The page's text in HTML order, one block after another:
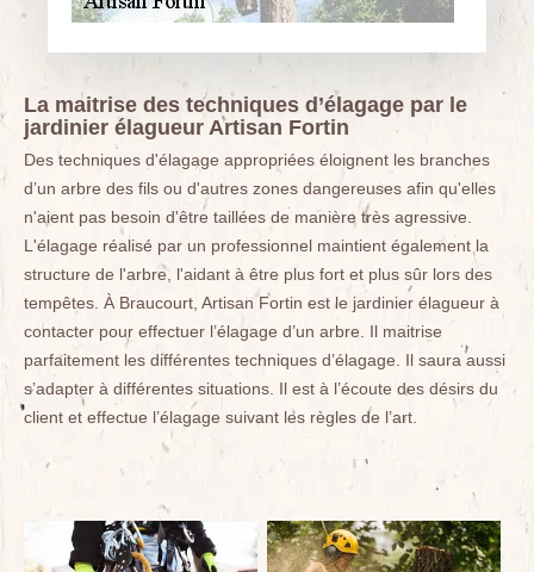
La maitrise des techniques d’élagage par le
jardinier élagueur Artisan Fortin
Des techniques d'élagage appropriées éloignent les branches
d’un arbre des fils ou d'autres zones dangereuses afin qu'elles
n'aient pas besoin d'être taillées de manière très agressive.
L'élagage réalisé par un professionnel maintient également la
structure de l'arbre, l'aidant à être plus fort et plus sûr lors des
tempêtes. À Braucourt, Artisan Fortin est le jardinier élagueur à
contacter pour effectuer l’élagage d’un arbre. Il maitrise
parfaitement les différentes techniques d’élagage. Il saura aussi
s’adapter à différentes situations. Il est à l’écoute des désirs du
client et effectue l’élagage suivant les règles de l’art.